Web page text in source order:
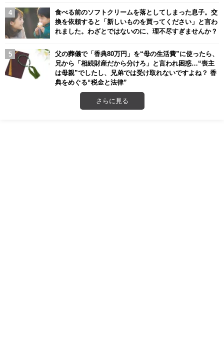
食べる前のソフトクリームを落としてしまった息子。交
換を依頼すると「新しいものを買ってください」と言わ
れました。わざとではないのに、理不尽すぎませんか？
父の葬儀で「香典80万円」を“母の生活費”に使ったら、
兄から「相続財産だから分けろ」と言われ困惑…“喪主
は母親”でしたし、兄弟では受け取れないですよね？ 香
典をめぐる“税金と法律”
さらに見る